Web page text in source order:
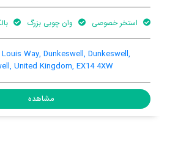
اینترنت رایگان
Dunkeswell,